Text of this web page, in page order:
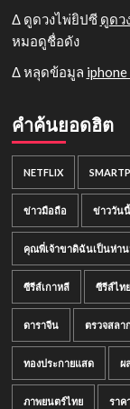
Δ ดูดวงไพ่ยิปซี ดูดว
หมอดูชื่อดัง
Δ หลุดข้อมูล iphone
คำค้นยอดฮิต
NETFLIX
ข่าวมือถือ ข่าววันนี้
คุณพี่เจ้าขาดิฉันเป็นห่าน
ซีรีส์เกาหลี ซีรีส์ไทย
ดาราจีน ตรวจสลา
ทองประกายแสด ผ
ภาพยนตร์ไทย ราค